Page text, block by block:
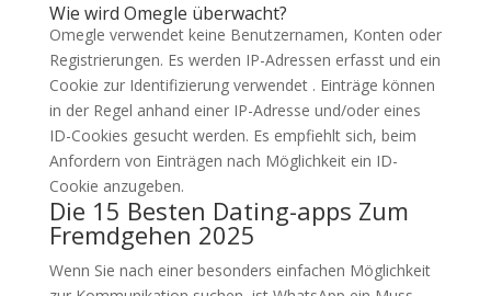
Wie wird Omegle überwacht?
Omegle verwendet keine Benutzernamen, Konten oder
Registrierungen. Es werden IP-Adressen erfasst und ein
Cookie zur Identifizierung verwendet . Einträge können
in der Regel anhand einer IP-Adresse und/oder eines
ID-Cookies gesucht werden. Es empfiehlt sich, beim
Anfordern von Einträgen nach Möglichkeit ein ID-
Cookie anzugeben.
Die 15 Besten Dating-apps Zum
Fremdgehen 2025
Wenn Sie nach einer besonders einfachen Möglichkeit